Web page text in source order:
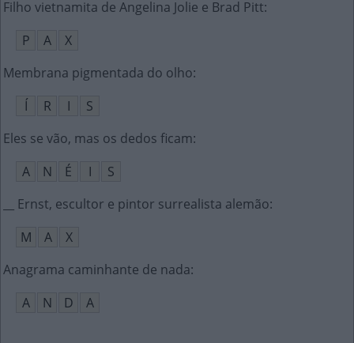
Filho vietnamita de Angelina Jolie e Brad Pitt:
P
A
X
Membrana pigmentada do olho:
Í
R I
S
Eles se vão, mas os dedos ficam:
A
N É I
S
__ Ernst, escultor e pintor surrealista alemão:
M
A
X
Anagrama caminhante de nada:
A
N D A